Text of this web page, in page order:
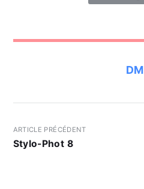
DM
ARTICLE PRÉCÉDENT
Stylo-Phot 8